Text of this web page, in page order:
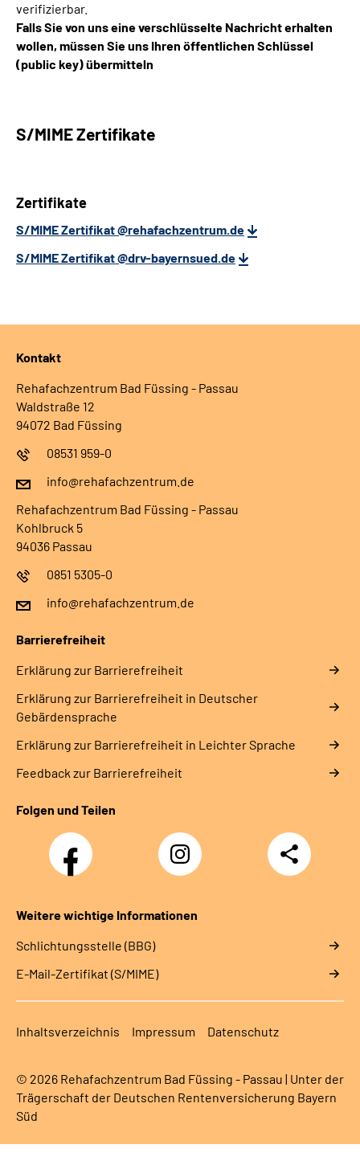
verifizierbar.
Falls Sie von uns eine verschlüsselte Nachricht erhalten
wollen, müssen Sie uns Ihren öffentlichen Schlüssel
(public key) übermitteln
S/MIME Zertifikate
Zertifikate
S/MIME Zertifikat @rehafachzentrum.de
S/MIME Zertifikat @drv-bayernsued.de
Kontakt
Rehafachzentrum Bad Füssing - Passau
Waldstraße 12
94072 Bad Füssing
08531 959-0
info@rehafachzentrum.de
Rehafachzentrum Bad Füssing - Passau
Kohlbruck 5
94036 Passau
0851 5305-0
info@rehafachzentrum.de
Barrierefreiheit
Erklärung zur Barrierefreiheit
Erklärung zur Barrierefreiheit in Deutscher
Gebärdensprache
Erklärung zur Barrierefreiheit in Leichter Sprache
Feedback zur Barrierefreiheit
Folgen und Teilen
Facebook Instagram
Teilen
Weitere wichtige Informationen
Schlichtungsstelle (BBG)
E-Mail-Zertifikat (S/MIME)
Inhaltsverzeichnis Impressum Datenschutz
© 2026 Rehafachzentrum Bad Füssing - Passau | Unter der
Trägerschaft der Deutschen Rentenversicherung Bayern
Süd